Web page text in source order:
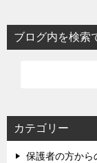
ブログ内を検索
カテゴリー
保護者の方から